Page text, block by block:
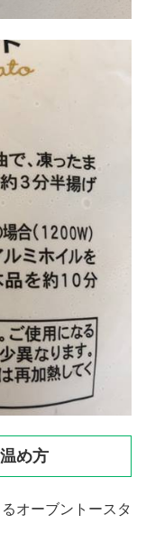
め方
オーブントースタ